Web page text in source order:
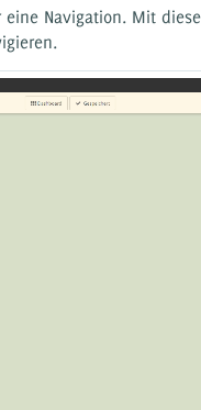
Navigation. Mit